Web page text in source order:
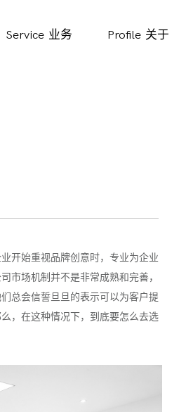
Service 业务 Profile 关于
开始重视品牌创意时，专业为企业
市场机制并不是非常成熟和完善，
总会信誓旦旦的表示可以为客户提
，在这种情况下，到底要怎么去选